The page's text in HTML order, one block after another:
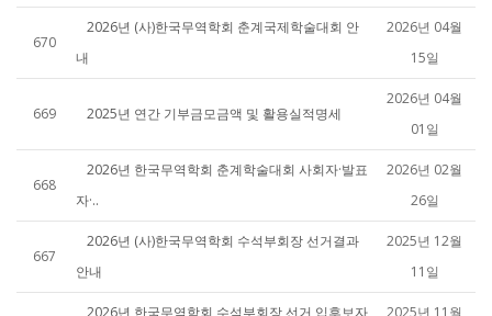
670
2026년 (사)한국무역학회 춘계국제학술대회 안
내
2026년 04월
15일
669 2025년 연간 기부금모금액 및 활용실적명세
2026년 04월
01일
668
2026년 한국무역학회 춘계학술대회 사회자·발표
자·..
2026년 02월
26일
667
2026년 (사)한국무역학회 수석부회장 선거결과
안내
2025년 12월
11일
2026년 한국무역학회 수석부회장 선거 입후보자
2025년 11월